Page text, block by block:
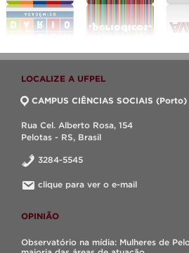
LOCALIZE A UFPEL
CAMPUS CIÊNCIAS SOCIAIS (Porto)
Rua Cel. Alberto Rosa, 154
Pelotas - RS, Brasil
3284-5545
clique para ver o e-mail
OPINIÃO
Observatório na mídia: Mulheres de